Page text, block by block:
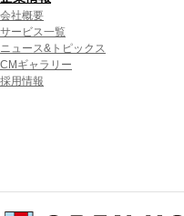
会社概要
サービス一覧
ニュース&トピックス
CMギャラリー
採用情報